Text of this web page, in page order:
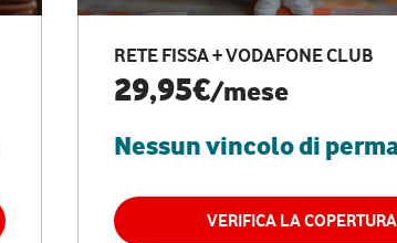
RETE FISSA + VODAFONE CLUB
29,95€/mese
Nessun vincolo di
VERIFICA LA COPERTURA